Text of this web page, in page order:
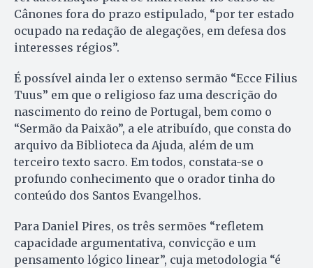
Cânones fora do prazo estipulado, “por ter estado
ocupado na redação de alegações, em defesa dos
interesses régios”.
É possível ainda ler o extenso sermão “Ecce Filius
Tuus” em que o religioso faz uma descrição do
nascimento do reino de Portugal, bem como o
“Sermão da Paixão”, a ele atribuído, que consta do
arquivo da Biblioteca da Ajuda, além de um
terceiro texto sacro. Em todos, constata-se o
profundo conhecimento que o orador tinha do
conteúdo dos Santos Evangelhos.
Para Daniel Pires, os três sermões “refletem
capacidade argumentativa, convicção e um
pensamento lógico linear”, cuja metodologia “é